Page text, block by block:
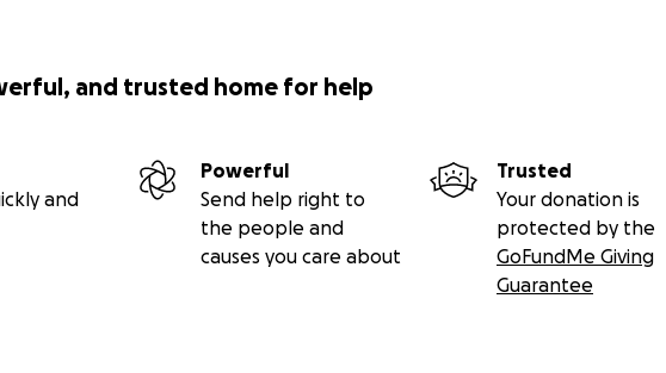
and trusted home for help
and
Powerful
Send help right to
the people and
causes you care about
Trusted
Your donation is
protected by the
GoFundMe Giving
Guarantee